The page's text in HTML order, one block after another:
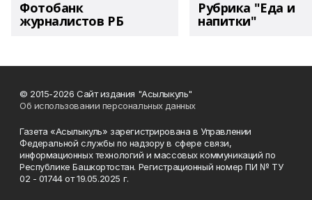
Фотобанк
журналистов РБ
Рубрика "Еда и
напитки"
© 2015-2026 Сайт издания "Асылыкуль"
Об использовании персональных данных
Газета «Асылыкуль» зарегистрирована в Управлении
Федеральной службы по надзору в сфере связи,
информационных технологий и массовых коммуникаций по
Республике Башкортостан. Регистрационный номер ПИ № ТУ
02 - 01744 от 19.05.2025 г.